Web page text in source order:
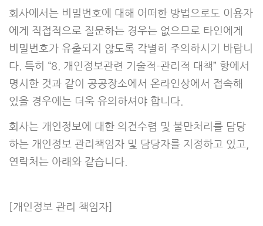
회사에서는 비밀번호에 대해 어떠한 방법으로도 이용자
에게 직접적으로 질문하는 경우는 없으므로 타인에게
비밀번호가 유출되지 않도록 각별히 주의하시기 바랍니
다. 특히 “8. 개인정보관련 기술적-관리적 대책” 항에서
명시한 것과 같이 공공장소에서 온라인상에서 접속해
있을 경우에는 더욱 유의하셔야 합니다.
회사는 개인정보에 대한 의견수렴 및 불만처리를 담당
하는 개인정보 관리책임자 및 담당자를 지정하고 있고,
연락처는 아래와 같습니다.
[개인정보 관리 책임자]